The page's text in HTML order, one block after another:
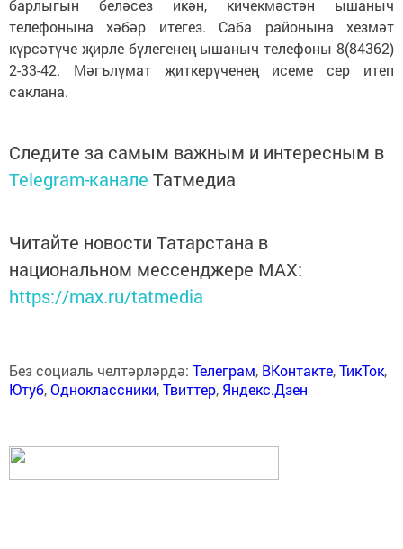
барлыгын беләсез икән, кичек­мәстән ышаныч
телефонына хәбәр итегез. Са­ба районына хезмәт
күрсәтүче җирле бүлегенең ыша­ныч телефоны 8(84362)
2-33-42. Мәгълүмат җитке­рүченең исеме сер итеп
саклана.
Следите за самым важным и интересным в
Telegram-канале Татмедиа
Читайте новости Татарстана в
национальном мессенджере MАХ:
https://max.ru/tatmedia
Без социаль челтәрләрдә: Телеграм, ВКонтакте,ТикТок,
Ютуб,Одноклассники,Твиттер, Яндекс.Дзен